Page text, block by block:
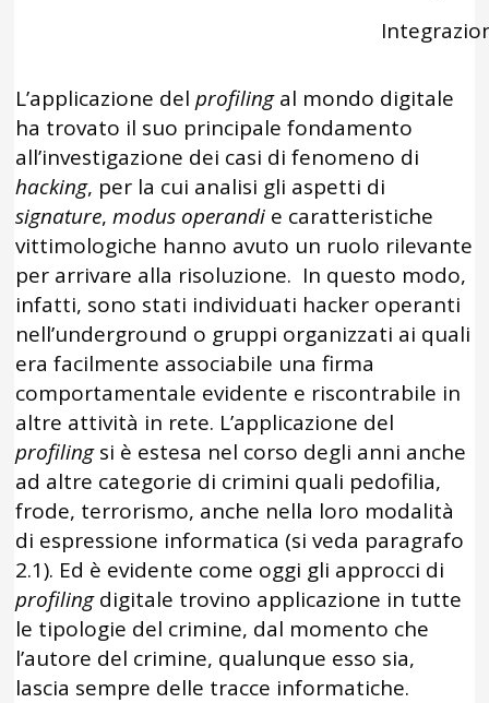
L’applicazione delprofilingal mondo digitale
ha trovato il suo principale fondamento
all’investigazione dei casi di fenomeno di
hacking, per la cui analisi gli aspetti di
signature,modus operandi e caratteristiche
vittimologiche hanno avuto un ruolo rilevante
per arrivare alla risoluzione. In questo modo,
infatti, sono stati individuati hacker operanti
nell’underground o gruppi organizzati ai quali
era facilmente associabile una firma
comportamentale evidente e riscontrabile in
altre attività in rete. L’applicazione del
profilingsi è estesa nel corso degli anni anche
ad altre categorie di crimini quali pedofilia,
frode, terrorismo, anche nella loro modalità
di espressione informatica (si veda paragrafo
2.1). Ed è evidente come oggi gli approcci di
profilingdigitale trovino applicazione in tutte
le tipologie del crimine, dal momento che
l’autore del crimine, qualunque esso sia,
lascia sempre delle tracce informatiche.